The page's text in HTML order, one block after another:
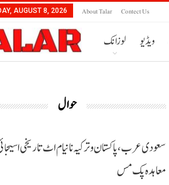
AUGUST 8, 2026 About Talar Contect Us
لوزانک ویڈیو
حوال
سعودی عرب، پاکستان و ترکیہ نا نیام اٹ تاریخی
معاہدہ پک مس